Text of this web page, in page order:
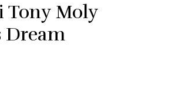
Tony Moly
Dream